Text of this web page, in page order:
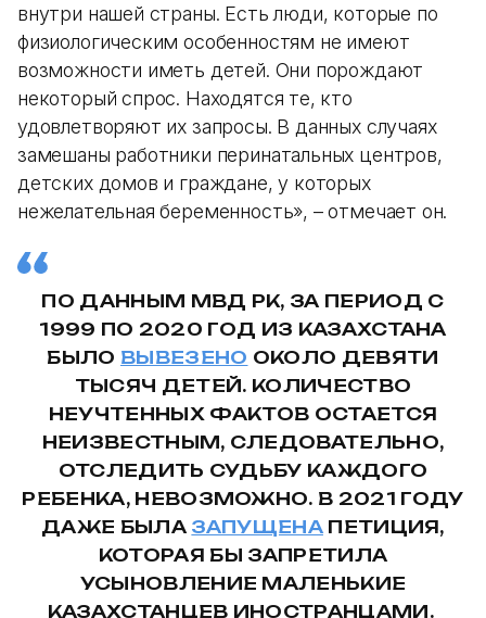
внутри нашей страны. Есть люди, которые по
физиологическим особенностям не имеют
возможности иметь детей. Они порождают
некоторый спрос. Находятся те, кто
удовлетворяют их запросы. В данных случаях
замешаны работники перинатальных центров,
детских домов и граждане, у которых
нежелательная беременность», – отмечает он.
ПО ДАННЫМ МВД РК, ЗА ПЕРИОД С
1999 ПО 2020 ГОД ИЗ КАЗАХСТАНА
БЫЛО ВЫВЕЗЕНО ОКОЛО ДЕВЯТИ
ТЫСЯЧ ДЕТЕЙ. КОЛИЧЕСТВО
НЕУЧТЕННЫХ ФАКТОВ ОСТАЕТСЯ
НЕИЗВЕСТНЫМ, СЛЕДОВАТЕЛЬНО,
ОТСЛЕДИТЬ СУДЬБУ КАЖДОГО
РЕБЕНКА, НЕВОЗМОЖНО. В 2021 ГОДУ
ДАЖЕ БЫЛА ЗАПУЩЕНАПЕТИЦИЯ,
КОТОРАЯ БЫ ЗАПРЕТИЛА
УСЫНОВЛЕНИЕ МАЛЕНЬКИЕ
КАЗАХСТАНЦЕВ ИНОСТРАНЦАМИ.